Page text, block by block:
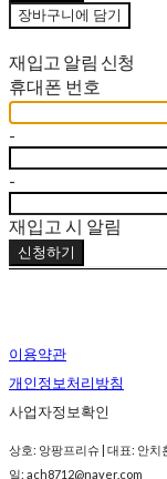
장바구니에 담기
재입고 알림 신청
휴대폰 번호
-
-
재입고 시 알림
신청하기
이용약관
개인정보처리방침
사업자정보확인
상호: 앙팡프리슈 | 대표: 안치
일: ach8712@naver.com